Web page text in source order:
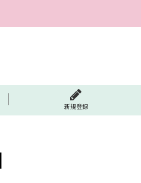
新規登録